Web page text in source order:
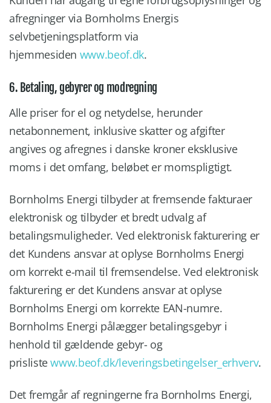
afregninger via Bornholms Energis
selvbetjeningsplatform via
hjemmesiden www.beof.dk.
6. Betaling, gebyrer og modregning
Alle priser for el og netydelse, herunder
netabonnement, inklusive skatter og afgifter
angives og afregnes i danske kroner eksklusive
moms i det omfang, beløbet er momspligtigt.
Bornholms Energi tilbyder at fremsende fakturaer
elektronisk og tilbyder et bredt udvalg af
betalingsmuligheder. Ved elektronisk fakturering er
det Kundens ansvar at oplyse Bornholms Energi
om korrekt e-mail til fremsendelse. Ved elektronisk
fakturering er det Kundens ansvar at oplyse
Bornholms Energi om korrekte EAN-numre.
Bornholms Energi pålægger betalingsgebyr i
henhold til gældende gebyr- og
prislistewww.beof.dk/leveringsbetingelser_erhverv.
Det fremgår af regningerne fra Bornholms Energi,